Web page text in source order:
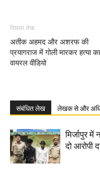
पिछला लेख
अतीक अहमद और अशरफ की
प्रयागराज में गोली मारकर हत्या का
वायरल वीडियो
संबंधित लेख लेखक से और
मिर्जापुर
दो आरोपी